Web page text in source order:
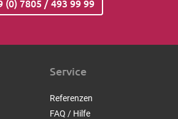
(0) 7805 / 493 99 99
Service
Referenzen
FAQ / Hilfe